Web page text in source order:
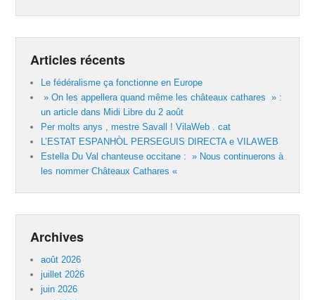
Articles récents
Le fédéralisme ça fonctionne en Europe
» On les appellera quand même les châteaux cathares » :
un article dans Midi Libre du 2 août
Per molts anys , mestre Savall ! VilaWeb . cat
L’ESTAT ESPANHÒL PERSEGUIS DIRECTA e VILAWEB
Estella Du Val chanteuse occitane : » Nous continuerons à
les nommer Châteaux Cathares «
Archives
août 2026
juillet 2026
juin 2026